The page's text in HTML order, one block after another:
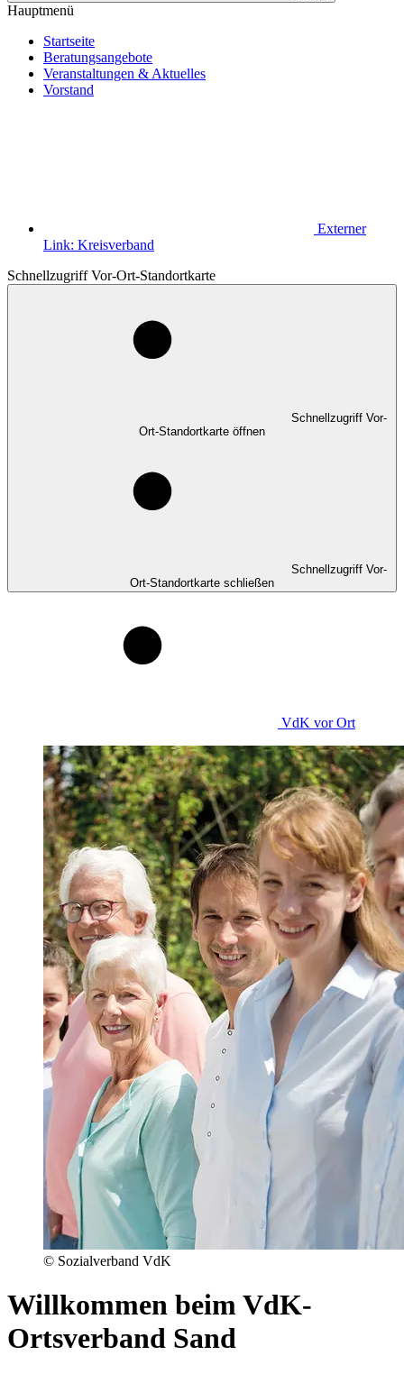
Hauptmenü
Startseite
Beratungsangebote
Veranstaltungen & Aktuelles
Vorstand
Externer
Link: Kreisverband
Schnellzugriff Vor-Ort-Standortkarte
Schnellzugriff Vor-
Ort-Standortkarte öffnen
Schnellzugriff Vor-
Ort-Standortkarte schließen
VdK vor Ort
© Sozialverband VdK
Willkommen beim VdK-
Ortsverband Sand